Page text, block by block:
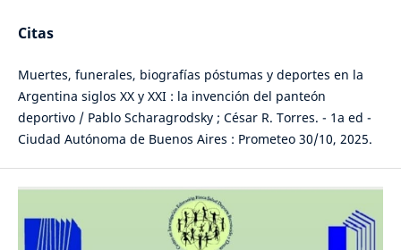
Citas
Muertes, funerales, biografías póstumas y deportes en la
Argentina siglos XX y XXI : la invención del panteón
deportivo / Pablo Scharagrodsky ; César R. Torres. - 1a ed -
Ciudad Autónoma de Buenos Aires : Prometeo 30/10, 2025.